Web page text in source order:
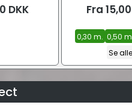
DKK Fra 15,00
0,30 m. 0,50
Se alle